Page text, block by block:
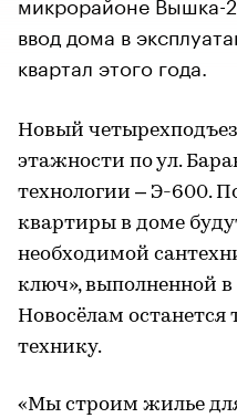
ввод дома в
квартал этого года.
Новый
этажности по ул.
технологии – Э-600.
квартиры в доме
необходимой
ключ», выполненной в
Новосёлам останется
технику.
«Мы строим жилье